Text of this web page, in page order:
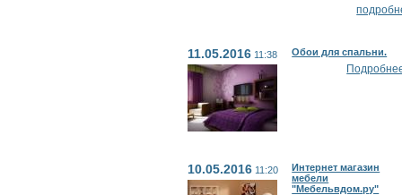
11.05.2016 11:38 Обои для спальни.
10.05.2016 11:20
Интернет магазин
мебели
"Мебельвдом.ру"